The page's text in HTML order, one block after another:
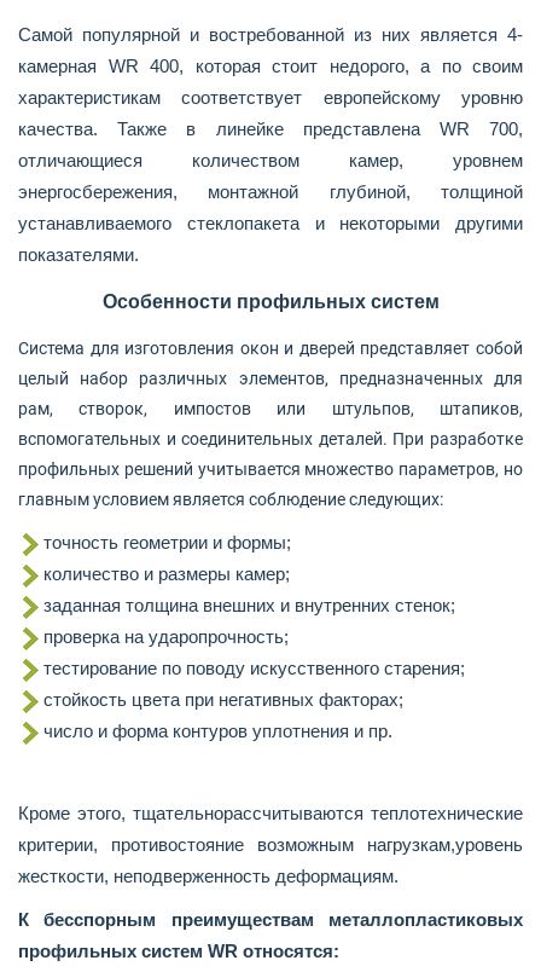
Самой популярной и востребованной из них является 4-
камерная WR 400, которая стоит недорого, а по своим
характеристикам соответствует европейскому уровню
качества. Также в линейке представлена WR 700,
отличающиеся количеством камер, уровнем
энергосбережения, монтажной глубиной, толщиной
устанавливаемого стеклопакета и некоторыми другими
показателями.
Особенности профильных систем
Система для изготовления окон и дверей представляет собой
целый набор различных элементов, предназначенных для
рам, створок, импостов или штульпов, штапиков,
вспомогательных и соединительных деталей. При разработке
профильных решений учитывается множество параметров, но
главным условием является соблюдениеследующих:
точность геометрии и формы;
количество и размеры камер;
заданная толщина внешних и внутренних стенок;
проверка на ударопрочность;
тестирование по поводу искусственного старения;
стойкость цвета при негативных факторах;
число и форма контуров уплотнения и пр.
Кроме этого, тщательнорассчитываются теплотехнические
критерии, противостояние возможным нагрузкам,уровень
жесткости, неподверженность деформациям.
К бесспорным преимуществам металлопластиковых
профильных систем WR относятся: